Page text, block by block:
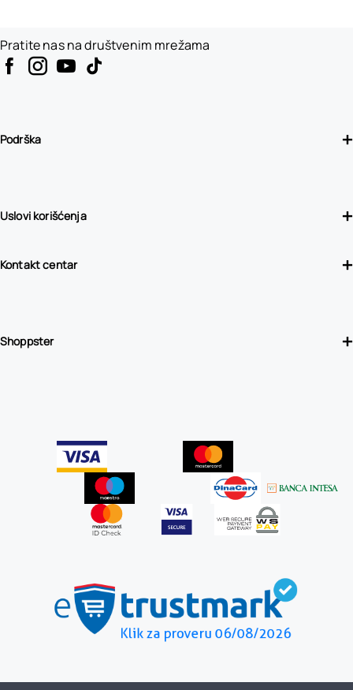
Podrška
Uslovi korišćenja
Kontakt centar
Shoppster
Pratite nas na društvenim mrežama